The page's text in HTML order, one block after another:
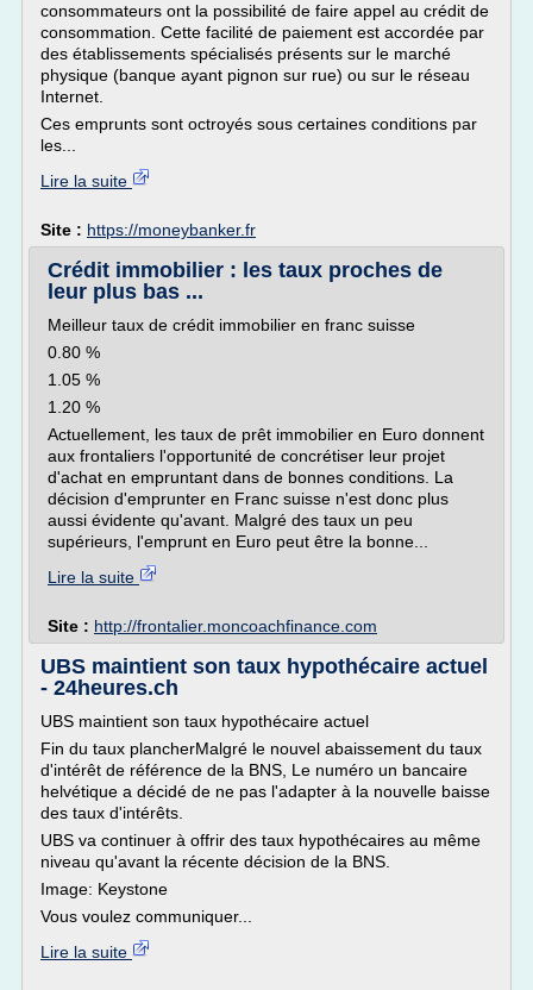
consommateurs ont la possibilité de faire appel au crédit de
consommation. Cette facilité de paiement est accordée par
des établissements spécialisés présents sur le marché
physique (banque ayant pignon sur rue) ou sur le réseau
Internet.
Ces emprunts sont octroyés sous certaines conditions par
les...
Lire la suite
Site : https://moneybanker.fr
Crédit immobilier : les taux proches de
leur plus bas ...
Meilleur taux de crédit immobilier en franc suisse
0.80 %
1.05 %
1.20 %
Actuellement, les taux de prêt immobilier en Euro donnent
aux frontaliers l'opportunité de concrétiser leur projet
d'achat en empruntant dans de bonnes conditions. La
décision d'emprunter en Franc suisse n'est donc plus
aussi évidente qu'avant. Malgré des taux un peu
supérieurs, l'emprunt en Euro peut être la bonne...
Lire la suite
Site : http://frontalier.moncoachfinance.com
UBS maintient son taux hypothécaire actuel
- 24heures.ch
UBS maintient son taux hypothécaire actuel
Fin du taux plancherMalgré le nouvel abaissement du taux
d'intérêt de référence de la BNS, Le numéro un bancaire
helvétique a décidé de ne pas l'adapter à la nouvelle baisse
des taux d'intérêts.
UBS va continuer à offrir des taux hypothécaires au même
niveau qu'avant la récente décision de la BNS.
Image: Keystone
Vous voulez communiquer...
Lire la suite